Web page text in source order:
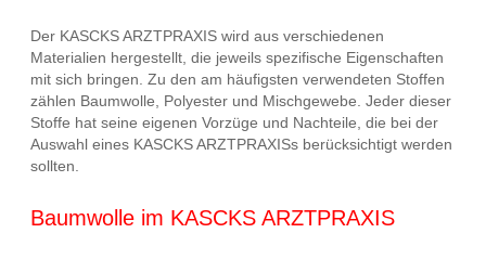
Der KASCKS ARZTPRAXIS wird aus verschiedenen
Materialien hergestellt, die jeweils spezifische Eigenschaften
mit sich bringen. Zu den am häufigsten verwendeten Stoffen
zählen Baumwolle, Polyester und Mischgewebe. Jeder dieser
Stoffe hat seine eigenen Vorzüge und Nachteile, die bei der
Auswahl eines KASCKS ARZTPRAXISs berücksichtigt werden
sollten.
Baumwolle im KASCKS ARZTPRAXIS